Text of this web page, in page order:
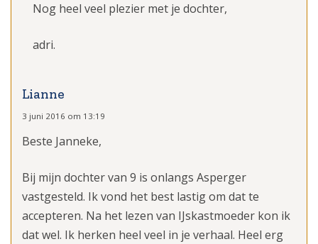
Nog heel veel plezier met je dochter,
adri.
Lianne
3 juni 2016 om 13:19
Beste Janneke,
Bij mijn dochter van 9 is onlangs Asperger
vastgesteld. Ik vond het best lastig om dat te
accepteren. Na het lezen van IJskastmoeder kon ik
dat wel. Ik herken heel veel in je verhaal. Heel erg